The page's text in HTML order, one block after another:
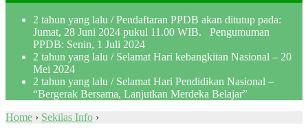
2 tahun yang lalu / Pendaftaran PPDB akan ditutup pada:
Jumat, 28 Juni 2024 pukul 11.00 WIB. Pengumuman
PPDB: Senin, 1 Juli 2024
2 tahun yang lalu / Selamat Hari kebangkitan Nasional – 20
Mei 2024
2 tahun yang lalu / Selamat Hari Pendidikan Nasional –
“Bergerak Bersama, Lanjutkan Merdeka Belajar”
Home › Sekilas Info ›